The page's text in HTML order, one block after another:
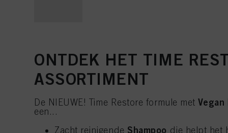
ONTDEK HET TIME
ASSORTIMENT
De NIEUWE! Time Restore formule metVegan
een...
Zacht reinigende Shampoo die helpt het